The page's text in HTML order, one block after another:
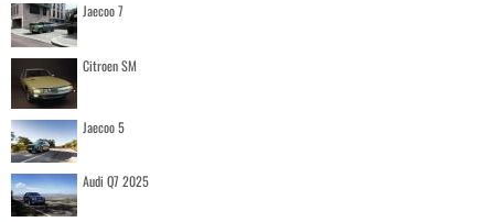
Jaecoo 7
Citroen SM
Jaecoo 5
Audi Q7 2025